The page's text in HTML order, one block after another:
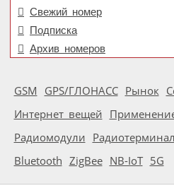
Свежий номер
Подписка
Архив номеров
GSM GPS/ГЛОНАСС Рынок
Интернет вещей
Радиомодули
Bluetooth ZigBee NB-IoT 5G